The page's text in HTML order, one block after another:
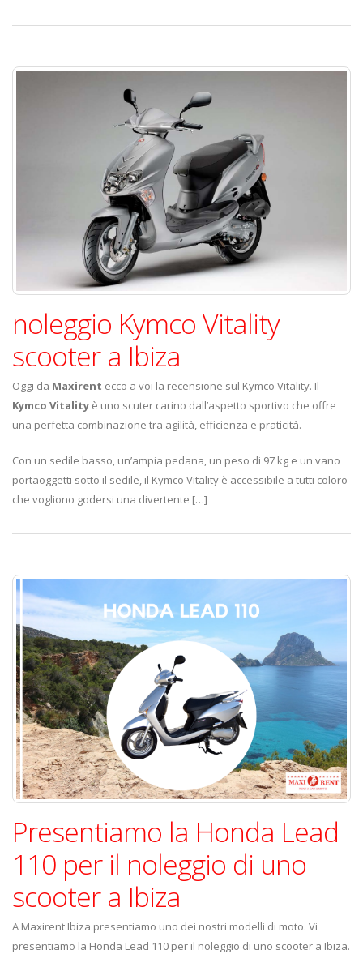
noleggio Kymco Vitality
scooter a Ibiza
Oggi da Maxirent ecco a voi la recensione sul Kymco Vitality. Il
Kymco Vitality è uno scuter carino dall’aspetto sportivo che offre
una perfetta combinazione tra agilità, efficienza e praticità.
Con un sedile basso, un’ampia pedana, un peso di 97 kg e un vano
portaoggetti sotto il sedile, il Kymco Vitality è accessibile a tutti coloro
che vogliono godersi una divertente […]
Presentiamo la Honda Lead
110 per il noleggio di uno
scooter a Ibiza
A Maxirent Ibiza presentiamo uno dei nostri modelli di moto. Vi
presentiamo la Honda Lead 110 per il noleggio di uno scooter a Ibiza.